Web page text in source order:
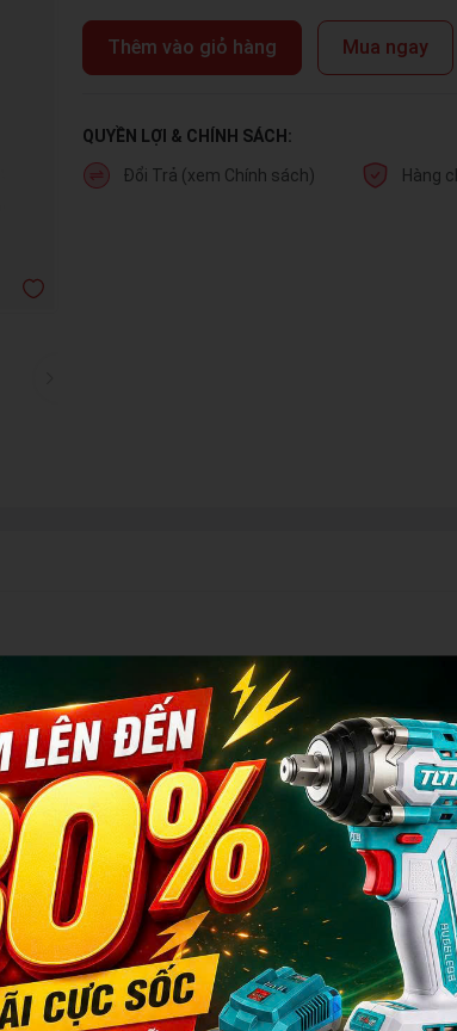
Thêm vào giỏ hàng Mua ngay
QUYỀN LỢI & CHÍNH SÁCH:
Đổi Trả (xem Chính sách) Hàng
hướng dẫn
bộ dụng cụ của bạn khi bạn cần sơn những bề mặt
có thể tạo ra áp suất phun lên đến 0.2Bar, đảm bảo phủ
công việc một cách nhanh chóng, trong khi dung tích